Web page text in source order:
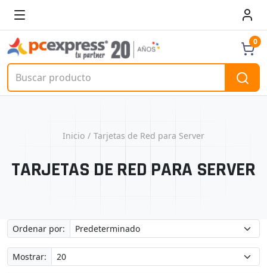
0
Inicio Tarjetas de Red para Server
TARJETAS DE RED PARA SERVER
Ordenar por:
Mostrar: